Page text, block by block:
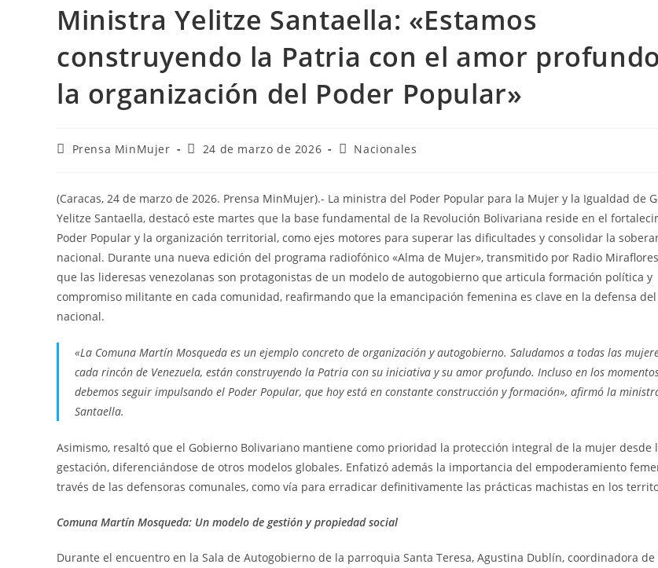
Ministra Yelitze Santaella: «Estamos
construyendo la Patria con el amor
la organización del Poder Popular»
Prensa MinMujer 24 de marzo de 2026 Nacionales
(Caracas, 24 de marzo de 2026. Prensa MinMujer).- La ministra del Poder Popular para la Mujer y la Igualdad de
Yelitze Santaella, destacó este martes que la base fundamental de la Revolución Bolivariana reside en el
Poder Popular y la organización territorial, como ejes motores para superar las dificultades y consolidar la
nacional. Durante una nueva edición del programa radiofónico «Alma de Mujer», transmitido por Radio
que las lideresas venezolanas son protagonistas de un modelo de autogobierno que articula formación política y
compromiso militante en cada comunidad, reafirmando que la emancipación femenina es clave en la defensa
nacional.
«La Comuna Martín Mosqueda es un ejemplo concreto de organización y autogobierno. Saludamos a todas las
cada rincón de Venezuela, están construyendo la Patria con su iniciativa y su amor profundo. Incluso en los
debemos seguir impulsando el Poder Popular, que hoy está en constante construcción y formación», afirmó la
Santaella.
Asimismo, resaltó que el Gobierno Bolivariano mantiene como prioridad la protección integral de la mujer desde
gestación, diferenciándose de otros modelos globales. Enfatizó además la importancia del empoderamiento
través de las defensoras comunales, como vía para erradicar definitivamente las prácticas machistas en los
Comuna Martín Mosqueda: Un modelo de gestión y propiedad social
Durante el encuentro en la Sala de Autogobierno de la parroquia Santa Teresa, Agustina Dublín, coordinadora de